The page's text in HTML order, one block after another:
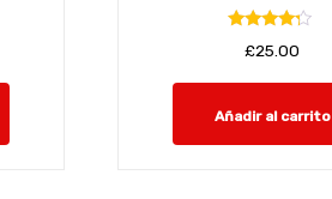
Valorado
con
£25.00
Añadir al carrito